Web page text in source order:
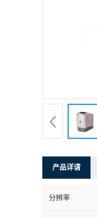
产品详请
分辨率